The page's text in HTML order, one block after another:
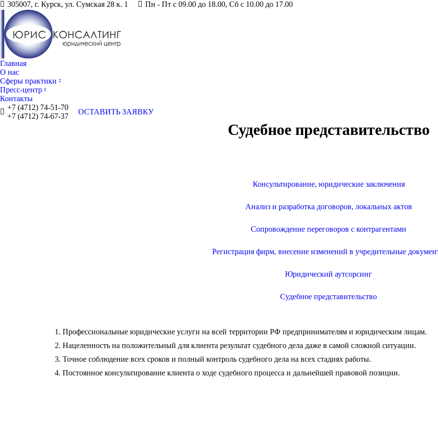
305007, г. Курск, ул. Сумская 28 к. 1 Пн - Пт с 09.00 до 18.00, Сб с 10.00 до 17.00
Главная
О нас
Сферы практики
Пресс-центр
Контакты
+7 (4712) 74-51-70
+7 (4712) 74-67-37
ОСТАВИТЬ ЗАЯВКУ
Судебное представительство
Консультирование, юридические заключения
Анализ и разработка договоров, локальных актов
Сопровождение переговоров с контрагентами
Регистрация фирм, внесение изменений в учредительные
Юридический аутсорсинг
Судебное представительство
1. Профессиональные юридические услуги на всей территории РФ предпринимателям и юридическим лицам.
2. Нацеленность на положительный для клиента результат судебного дела даже в самой сложной ситуации.
3. Точное соблюдение всех сроков и полный контроль судебного дела на всех стадиях работы.
4. Постоянное консультирование клиента о ходе судебного процесса и дальнейшей правовой позиции.